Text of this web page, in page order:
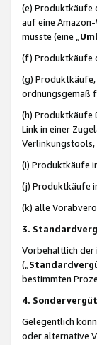
(e) Produktkäufe
auf eine
müsste (eine „
(f) Produktkäufe
(g)
ordnungsgemäß
(h) Produktkäufe
Link in einer
(i) Produktkäufe
(j) Produktkäufe
(k) alle
3.
Vorbehaltlich der
(„
bestimmten
4.
Gelegentlich
oder alternative